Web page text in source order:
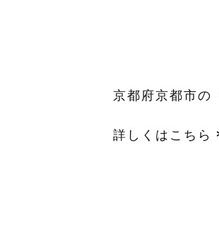
京都府京都市の
詳しくはこちら